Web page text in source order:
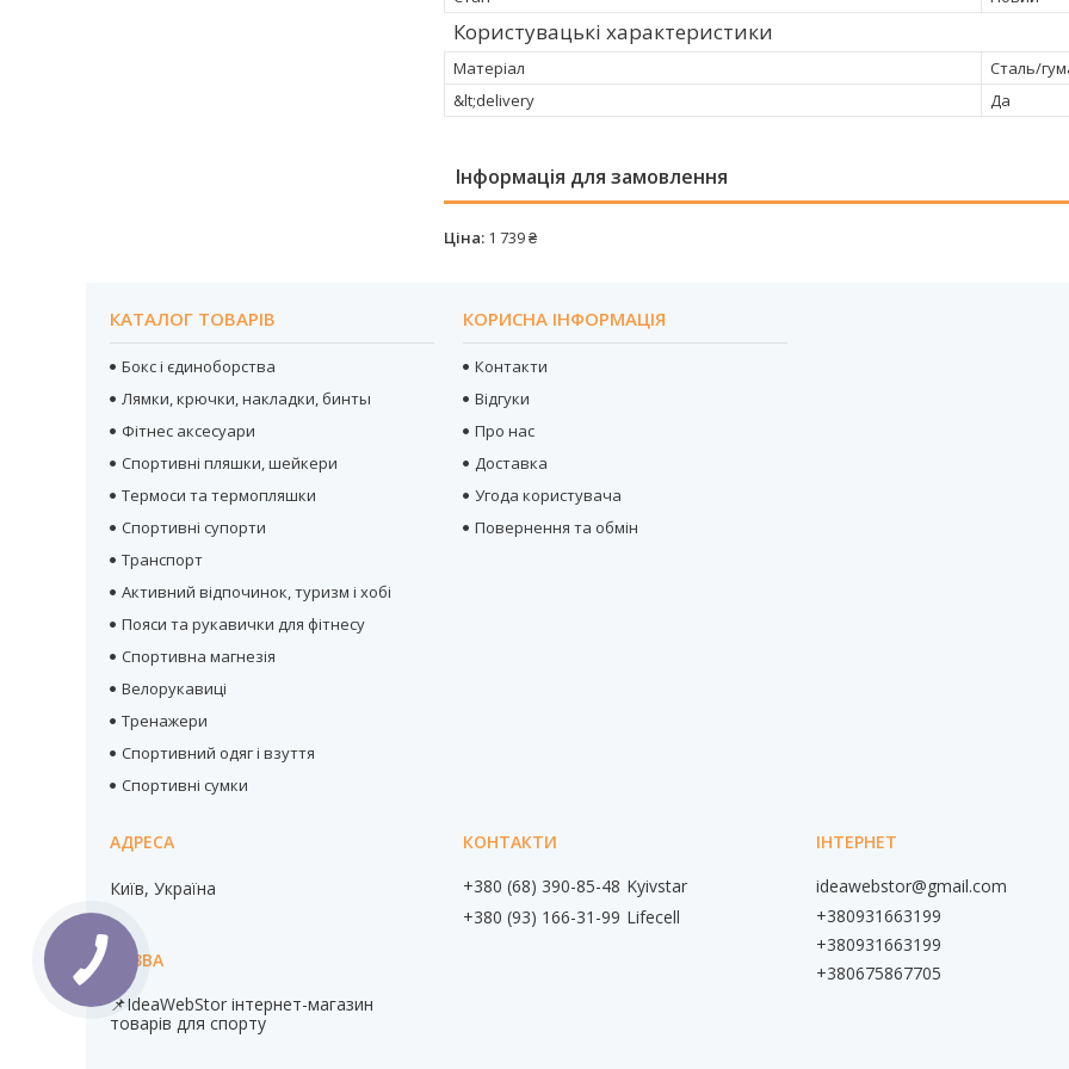
Користувацькі характеристики
Матеріал
Сталь/
&lt;delivery
Да
Інформація для замовлення
Ціна: 1 739 ₴
КАТАЛОГ ТОВАРІВ
Бокс і єдиноборства
Лямки, крючки, накладки, бинты
Фітнес аксесуари
Спортивні пляшки, шейкери
Термоси та термопляшки
Спортивні супорти
Транспорт
Активний відпочинок, туризм і хобі
Пояси та рукавички для фітнесу
Спортивна магнезія
Велорукавиці
Тренажери
Спортивний одяг і взуття
Спортивні сумки
КОРИСНА ІНФОРМАЦІЯ
Контакти
Відгуки
Про нас
Доставка
Угода користувача
Повернення та обмін
Київ, Україна
📌IdeaWebStor інтернет-магазин
товарів для спорту
+380 (68) 390-85-48 Kyivstar
+380 (93) 166-31-99 Lifecell
ideawebstor@gmail.com
+380931663199
+380931663199
+380675867705